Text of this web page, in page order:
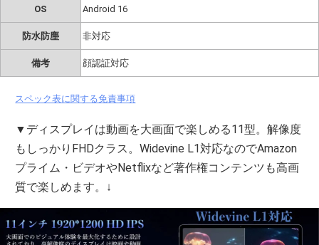
OS Android 16
防水防塵 非対応
備考 顔認証対応
スペック表に関する免責事項
▼ディスプレイは動画を大画面で楽しめる11型。解像度
もしっかりFHDクラス。Widevine L1対応なのでAmazon
プライム・ビデオやNetflixなど著作権コンテンツも高画
質で楽しめます。↓